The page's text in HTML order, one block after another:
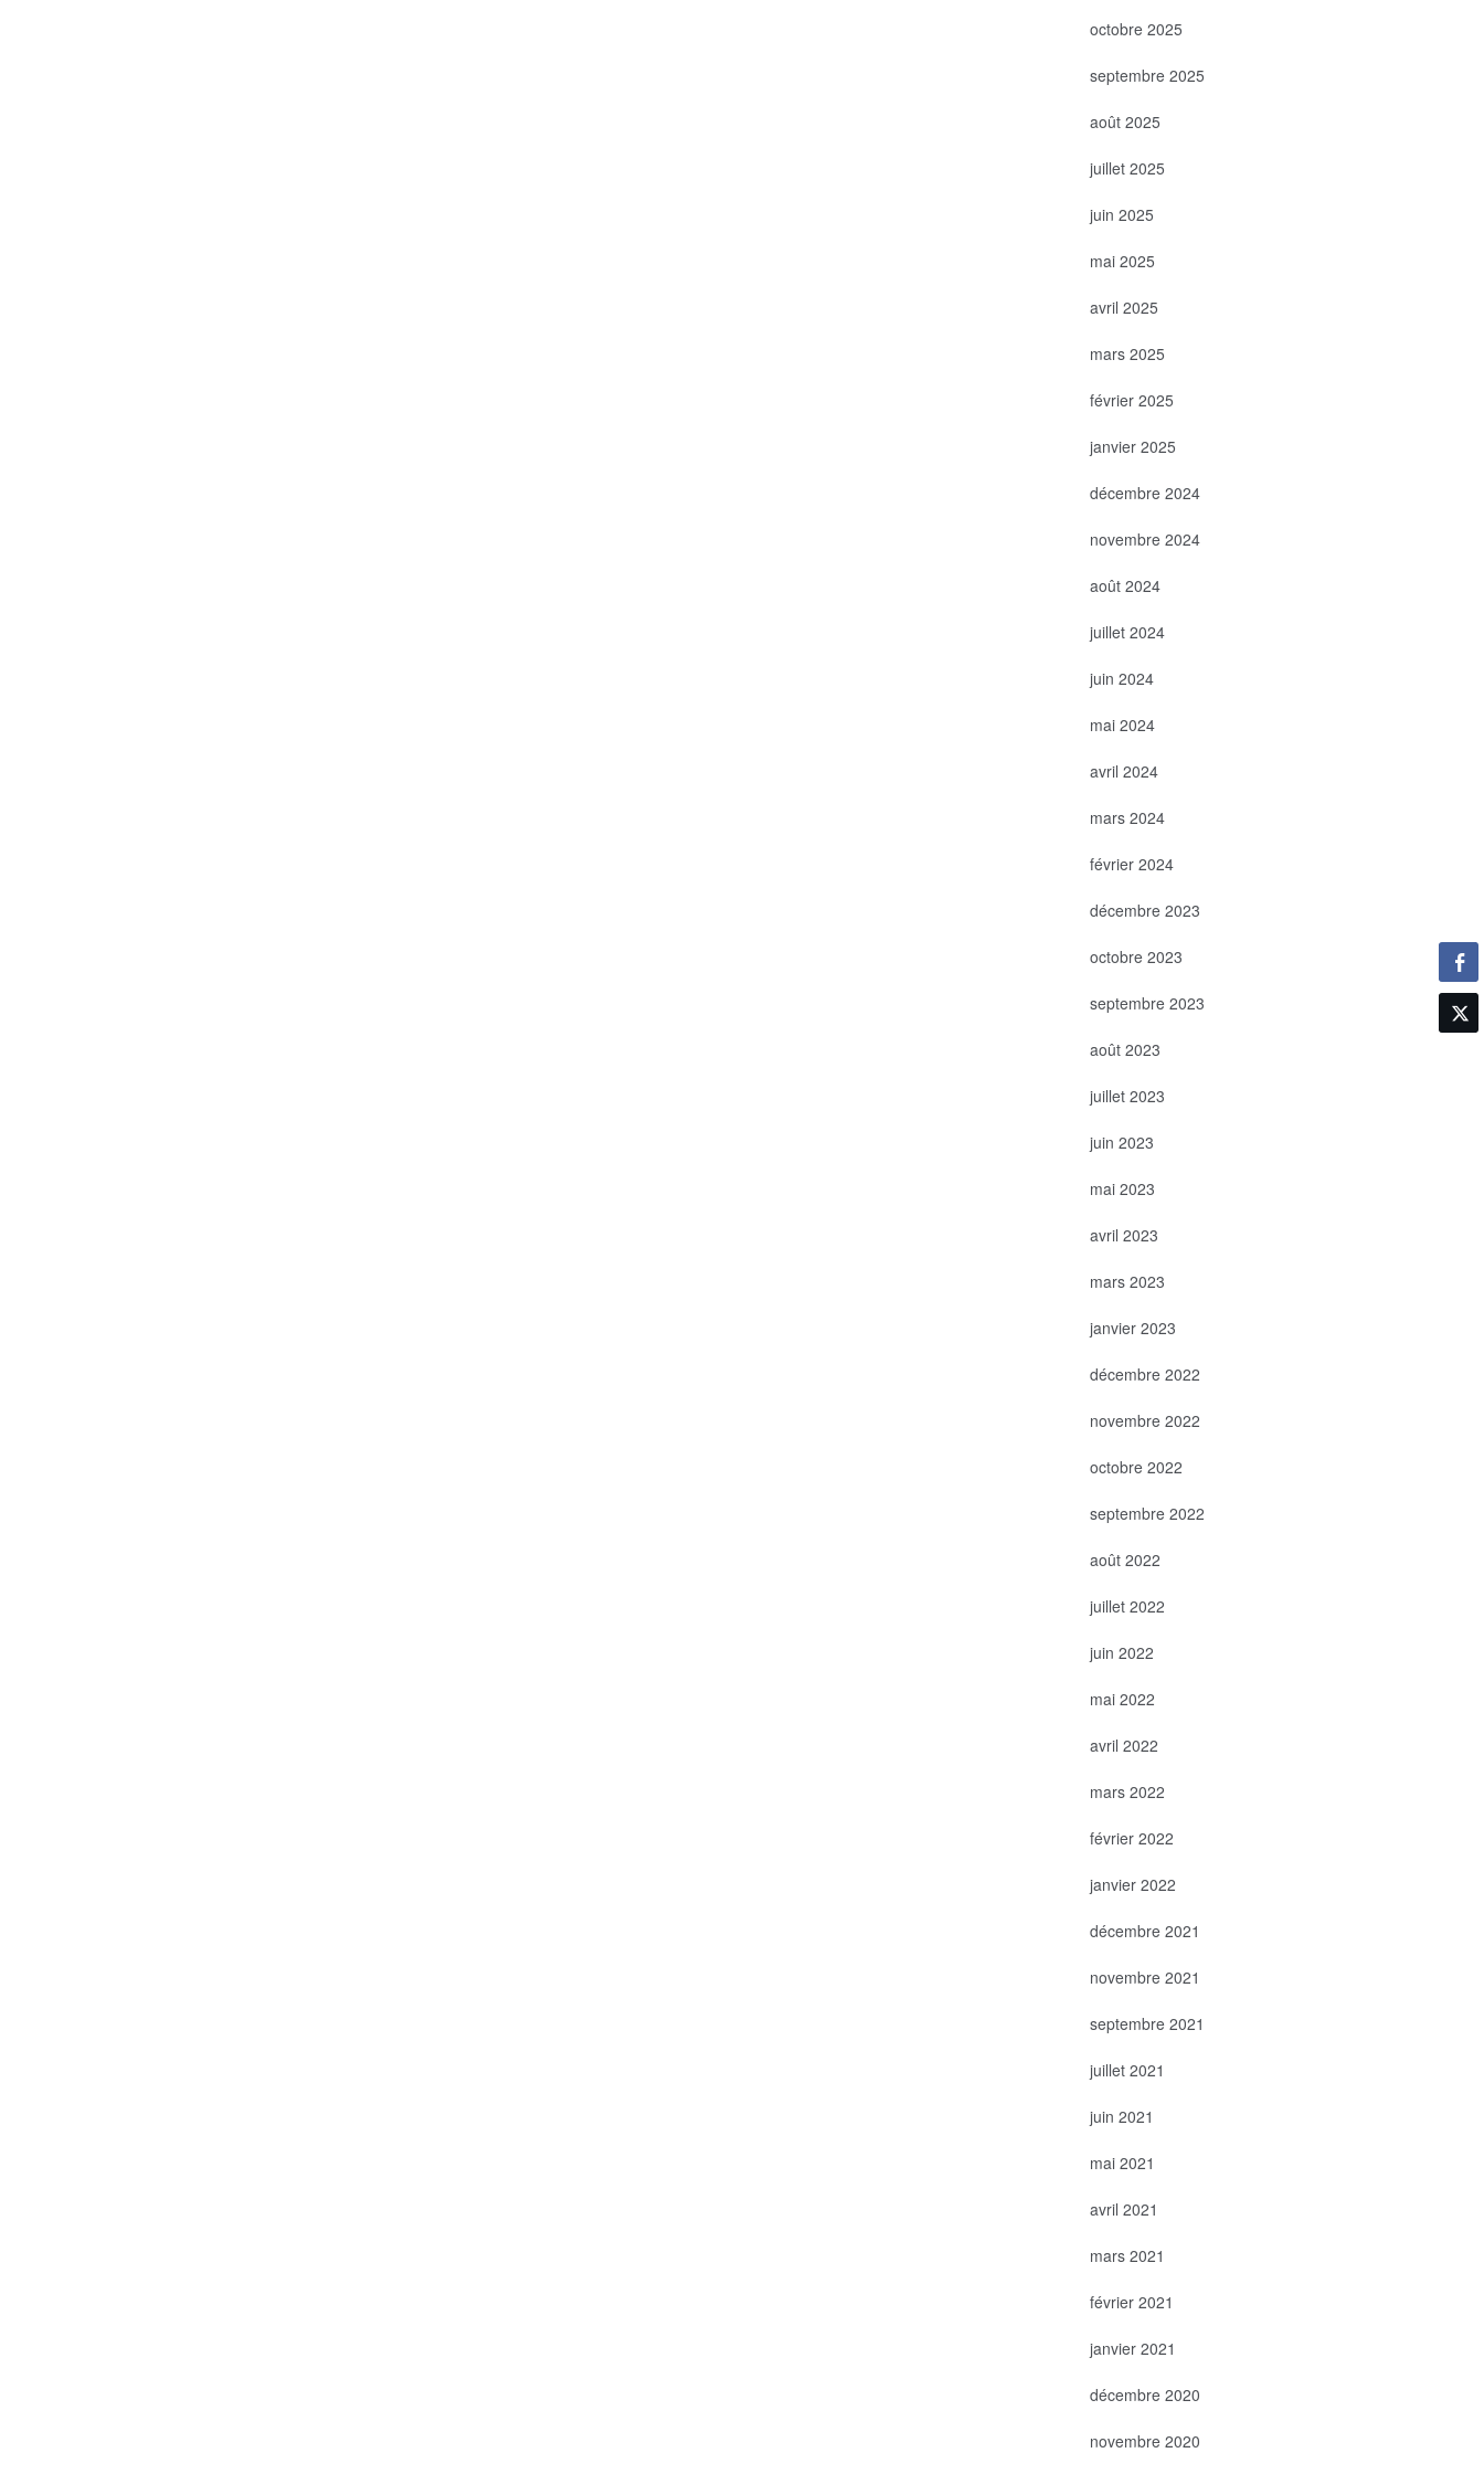
octobre 2025
septembre 2025
août 2025
juillet 2025
juin 2025
mai 2025
avril 2025
mars 2025
février 2025
janvier 2025
décembre 2024
novembre 2024
août 2024
juillet 2024
juin 2024
mai 2024
avril 2024
mars 2024
février 2024
décembre 2023
octobre 2023
septembre 2023
août 2023
juillet 2023
juin 2023
mai 2023
avril 2023
mars 2023
janvier 2023
décembre 2022
novembre 2022
octobre 2022
septembre 2022
août 2022
juillet 2022
juin 2022
mai 2022
avril 2022
mars 2022
février 2022
janvier 2022
décembre 2021
novembre 2021
septembre 2021
juillet 2021
juin 2021
mai 2021
avril 2021
mars 2021
février 2021
janvier 2021
décembre 2020
novembre 2020